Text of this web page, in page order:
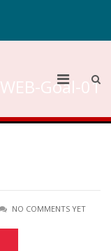
Goal-01
NO COMMENTS YET